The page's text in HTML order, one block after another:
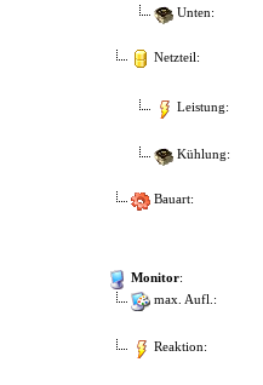
Unten:
Netzteil:
Leistung:
Kühlung:
Bauart:
Monitor:
max. Aufl.:
Reaktion: